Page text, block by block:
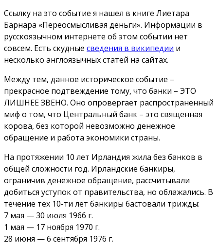
Ссылку на это событие я нашел в книге Лиетара
Барнара «Переосмысливая деньги». Информации в
русскоязычном интернете об этом событии нет
совсем. Есть скудные сведения в википедии и
несколько англоязычных статей на сайтах.
Между тем, данное историческое событие –
прекрасное подтвеждение тому, что банки – ЭТО
ЛИШНЕЕ ЗВЕНО. Оно опровергает распространенный
миф о том, что Центральный банк – это священная
корова, без которой невозможно денежное
обращение и работа экономики страны.
На протяжении 10 лет Ирландия жила без банков в
общей сложности год. Ирландские банкиры,
ограничив денежное обращение, рассчитывали
добиться уступок от правительства, но облажались. В
течение тех 10-ти лет банкиры бастовали трижды:
7 мая — 30 июля 1966 г.
1 мая — 17 ноября 1970 г.
28 июня — 6 сентября 1976 г.